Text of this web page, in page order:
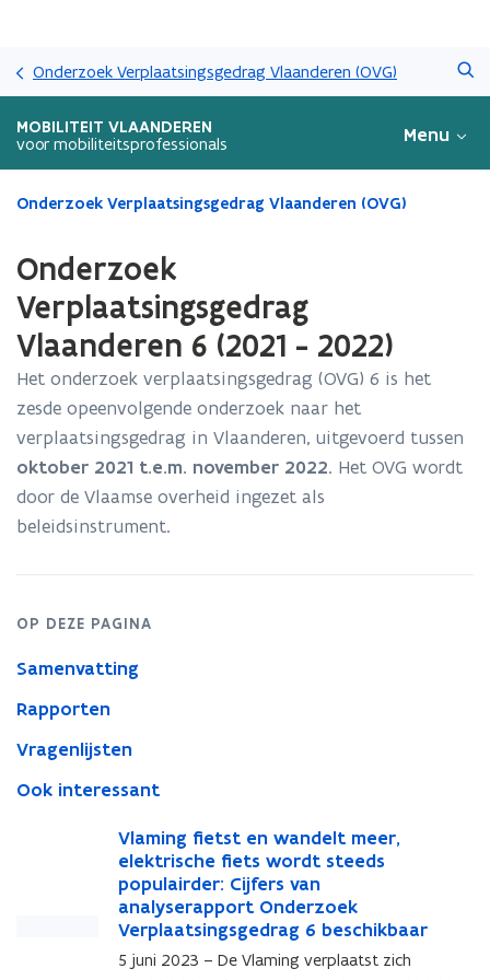
en
naar
Onderzoek Verplaatsingsgedrag Vlaanderen (OVG)
MOBILITEIT VLAANDEREN
voor mobiliteitsprofessionals Menu
Gedaan
bevindt
zich
op:
Onderzoek
Verplaatsingsgedrag
Vlaanderen
2022)
Onderzoek Verplaatsingsgedrag Vlaanderen (OVG)
Onderzoek
Verplaatsingsgedrag
Vlaanderen 6 (2021 - 2022)
Het onderzoek verplaatsingsgedrag (OVG) 6 is het
zesde opeenvolgende onderzoek naar het
verplaatsingsgedrag in Vlaanderen, uitgevoerd tussen
oktober 2021 t.e.m. november 2022. Het OVG wordt
door de Vlaamse overheid ingezet als
beleidsinstrument.
OP DEZE PAGINA
Samenvatting
Rapporten
Vragenlijsten
Ook interessant
Vlaming fietst en wandelt meer,
elektrische fiets wordt steeds
populairder: Cijfers van
analyserapport Onderzoek
Verplaatsingsgedrag 6 beschikbaar
V
l
a
m
i
n
5 juni 2023 – De Vlaming verplaatst zich